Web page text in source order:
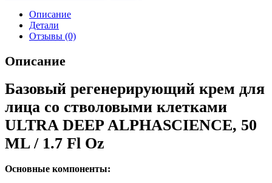
Описание
Детали
Отзывы (0)
Описание
Базовый регенерирующий крем для
лица со стволовыми клетками
ULTRA DEEP ALPHASCIENCE, 50
ML / 1.7 Fl Oz
Основные компоненты: